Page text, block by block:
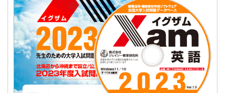
Xam 2022
Xam 2021
ソフトウェアご登録フォーム
製品サポートページ
よくあるご質問（FAQ）